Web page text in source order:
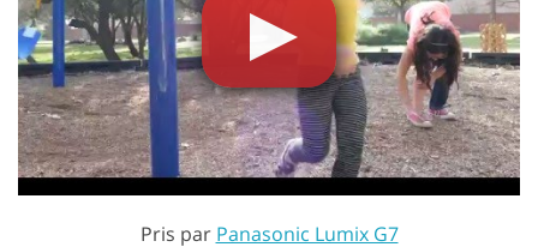
Pris par Panasonic Lumix G7